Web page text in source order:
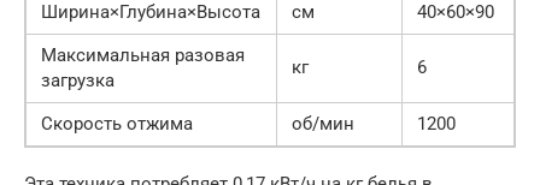
Ширина×Глубина×Высота см
40×60×90
Максимальная разовая
загрузка
кг 6
Скорость отжима об/мин 1200